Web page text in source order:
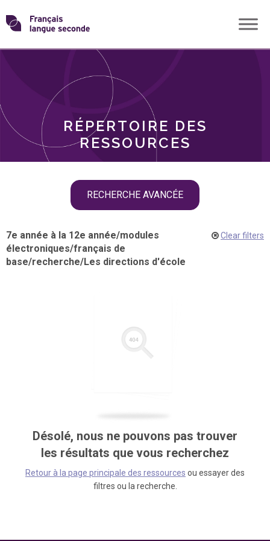
Skip
toTransformons
langue
RÉPERTOIRE DES
RESSOURCES
RECHERCHE AVANCÉE
THÈMES
7e année à la 12e année/modules
électroniques/français de
base/recherche/Les directions d'école
Clear filters
Désolé, nous ne pouvons pas trouver
les résultats que vous recherchez
Retour à la page principale des ressources ou essayer des
filtres ou la recherche.